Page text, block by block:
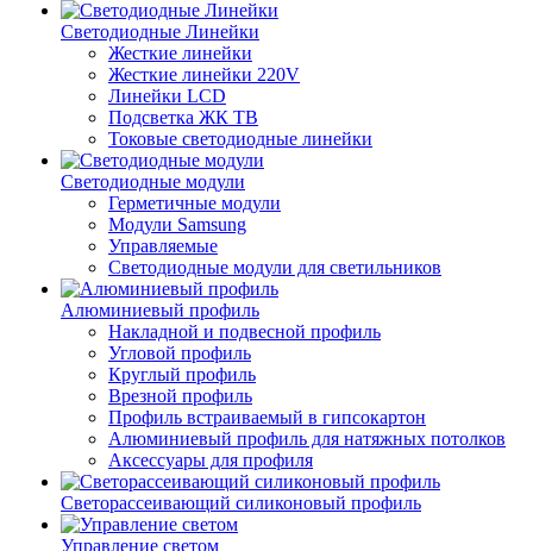
Светодиодные Линейки
Жесткие линейки
Жесткие линейки 220V
Линейки LCD
Подсветка ЖК ТВ
Токовые светодиодные линейки
Светодиодные модули
Герметичные модули
Модули Samsung
Управляемые
Светодиодные модули для светильников
Алюминиевый профиль
Накладной и подвесной профиль
Угловой профиль
Круглый профиль
Врезной профиль
Профиль встраиваемый в гипсокартон
Алюминиевый профиль для натяжных потолков
Аксессуары для профиля
Светорассеивающий силиконовый профиль
Управление светом